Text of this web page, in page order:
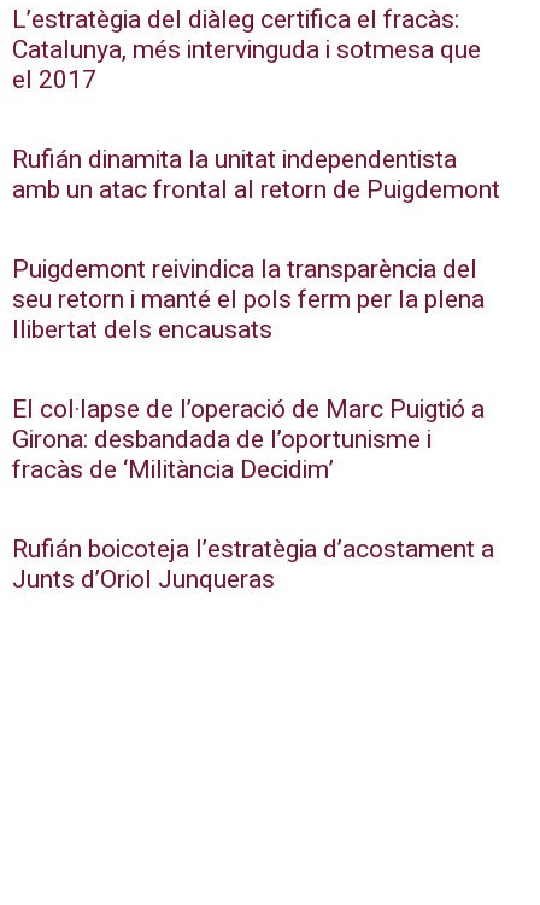
L’estratègia del diàleg certifica el fracàs:
Catalunya, més intervinguda i sotmesa que
el 2017
Rufián dinamita la unitat independentista
amb un atac frontal al retorn de Puigdemont
Puigdemont reivindica la transparència del
seu retorn i manté el pols ferm per la plena
llibertat dels encausats
El col·lapse de l’operació de Marc Puigtió a
Girona: desbandada de l’oportunisme i
fracàs de ‘Militància Decidim’
Rufián boicoteja l’estratègia d’acostament a
Junts d’Oriol Junqueras